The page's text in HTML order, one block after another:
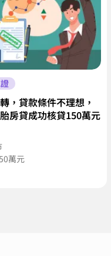
，貸款條件不理想，
房貸成功核貸150萬元
萬元